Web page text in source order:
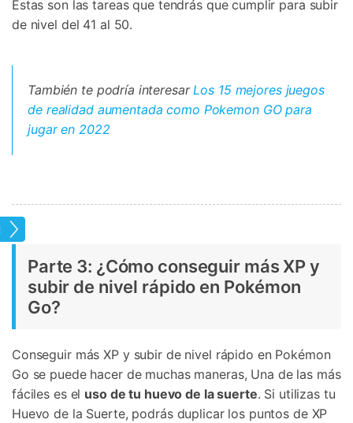
Estas son las tareas que tendrás que cumplir para subir
de nivel del 41 al 50.
󠀰También te podría interesar Los 15 mejores juegos
de realidad aumentada como Pokemon GO para
jugar en 2022
Parte 3: ¿Cómo conseguir más XP y
subir de nivel rápido en Pokémon
Go?
Conseguir más XP y subir de nivel rápido en Pokémon
Go se puede hacer de muchas maneras, Una de las más
fáciles es el uso de tu huevo de la suerte. Si utilizas tu
Huevo de la Suerte, podrás duplicar los puntos de XP